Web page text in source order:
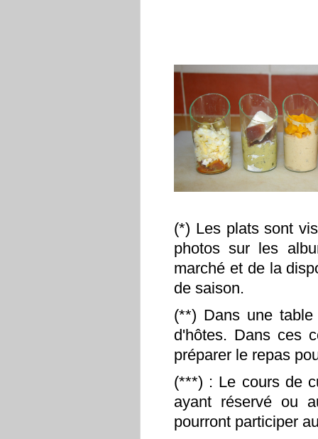
(*) Les plats sont
photos sur les
marché et de la
de saison.
(**) Dans une
d'hôtes. Dans ces
préparer le repas
(***) : Le cours de
ayant réservé ou
pourront participer